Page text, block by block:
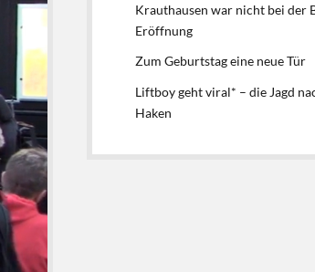
Krauthausen war nicht bei der
Eröffnung
Zum Geburtstag eine neue Tür
Liftboy geht viral* – die Jagd
Haken